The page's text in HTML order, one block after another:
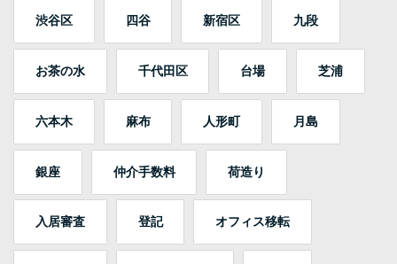
渋谷区 四谷 新宿区 九段
お茶の水 千代田区 台場 芝浦
六本木 麻布 人形町 月島
銀座 仲介手数料 荷造り
入居審査 登記 オフィス移転